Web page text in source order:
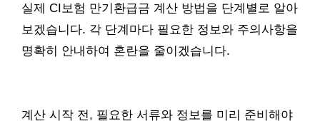
실제 CI보험 만기환급금 계산 방법을 단계별로 알아
보겠습니다. 각 단계마다 필요한 정보와 주의사항을
명확히 안내하여 혼란을 줄이겠습니다.
계산 시작 전, 필요한 서류와 정보를 미리 준비해야